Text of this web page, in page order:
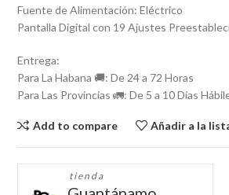
Fuente de Alimentación: Eléctrico
Pantalla Digital con 19 Ajustes
Entrega:
Para La Habana 🚚: De 24 a 72 Horas
Para Las Provincias 🚛: De 5 a 10 Días
Add to compare Añadir a la
tienda